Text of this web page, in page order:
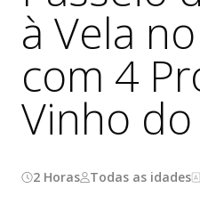
à Vela
com 4
Vinho
2 Horas Todas as idades